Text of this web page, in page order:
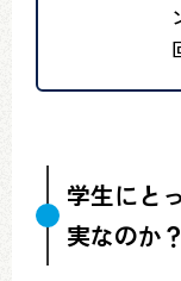
学生にと
実なのか？